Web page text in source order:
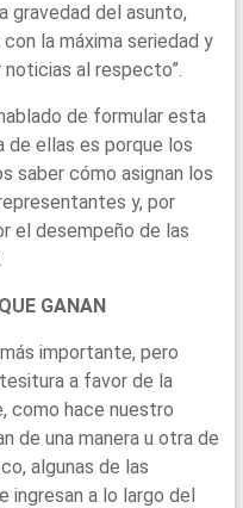
gravedad del asunto,
la máxima seriedad y
al respecto”.
de formular esta
de ellas es porque los
saber cómo asignan los
y, por
el desempeño de las
GANAN
importante, pero
a favor de la
como hace nuestro
de una manera u otra de
algunas de las
ingresan a lo largo del